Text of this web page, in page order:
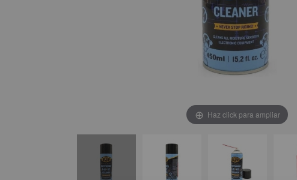
Haz click para ampliar